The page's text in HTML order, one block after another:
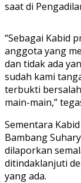
saat di
“Sebagai Kabid
anggota yang
dan tidak ada
sudah kami
terbukti
main-main,”
Sementara
Bambang
dilaporkan
ditindaklanjuti
yang ada.